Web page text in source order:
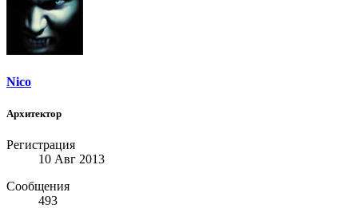
Nico
Архитектор
Регистрация
10 Авг 2013
Сообщения
493